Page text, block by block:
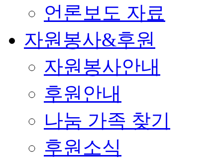
언론보도 자료
자원봉사&후원
자원봉사안내
후원안내
나눔 가족 찾기
후원소식